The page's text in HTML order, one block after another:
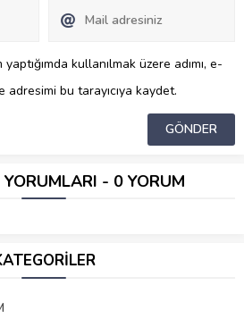
kullanılmak üzere adımı, e-
bu tarayıcıya kaydet.
YORUMLARI - 0 YORUM